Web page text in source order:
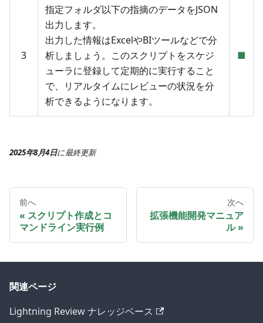
3
指定フォルダ以下の指摘のデータをJSON
出力します。
出力した情報はExcelやBIツールなどで分
析しましょう。このスクリプトをスケジ
ューラに登録して定期的に実行すること
で、リアルタイムにレビューの状況を分
析できるようになります。
■
2025年8月4日に最終更新
前へ
スクリプト作成とコ
マンドライン実行例
次へ
拡張機能開発マニュア
ル
関連ページ
Lightning Review ナレッジベース